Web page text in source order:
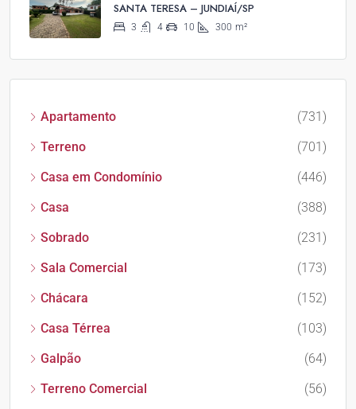
SANTA TERESA – JUNDIAÍ/SP
3 4 10 300 m²
Apartamento
(731)
Terreno
(701)
Casa em Condomínio
(446)
Casa
(388)
Sobrado
(231)
Sala Comercial
(173)
Chácara
(152)
Casa Térrea
(103)
Galpão
(64)
Terreno Comercial
(56)